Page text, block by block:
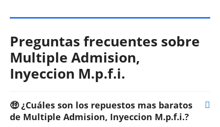
Preguntas frecuentes sobre
Multiple Admision,
Inyeccion M.p.f.i.
🤑 ¿Cuáles son los repuestos mas baratos
de Multiple Admision, Inyeccion M.p.f.i.?